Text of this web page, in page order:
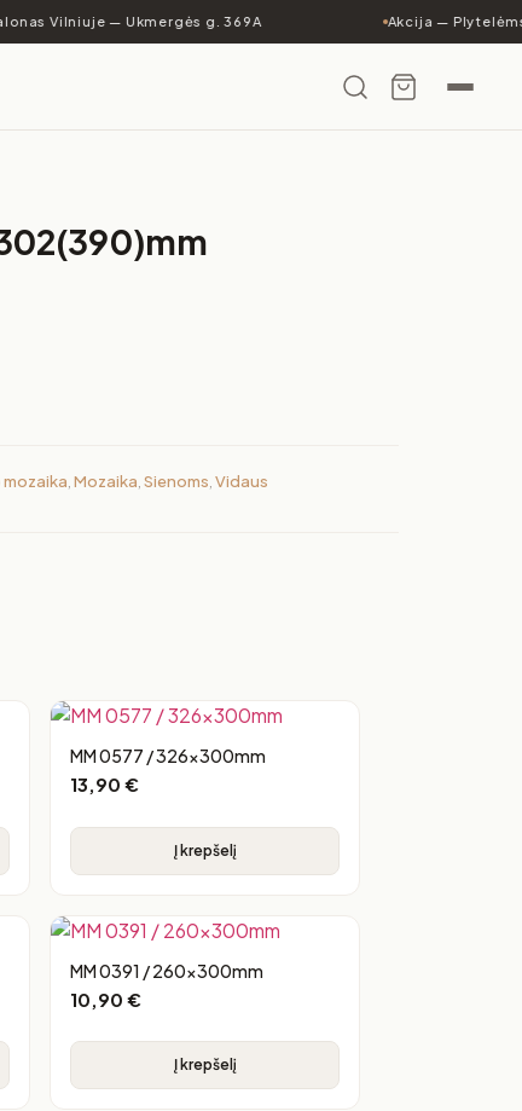
Vilniuje — Ukmergės g. 369A Akcija —
,Mozaika,Sienoms,Vidaus
MM 0577 / 326x300mm
13,90 €
Į krepšelį
MM 0391 / 260x300mm
10,90 €
Į krepšelį